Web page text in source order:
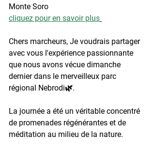
Monte Soro
cliquez pour en savoir plus
Chers marcheurs, Je voudrais partager
avec vous l'expérience passionnante
que nous avons vécue dimanche
dernier dans le merveilleux parc
régional Nebrodi🌿.
La journée a été un véritable concentré
de promenades régénérantes et de
méditation au milieu de la nature.